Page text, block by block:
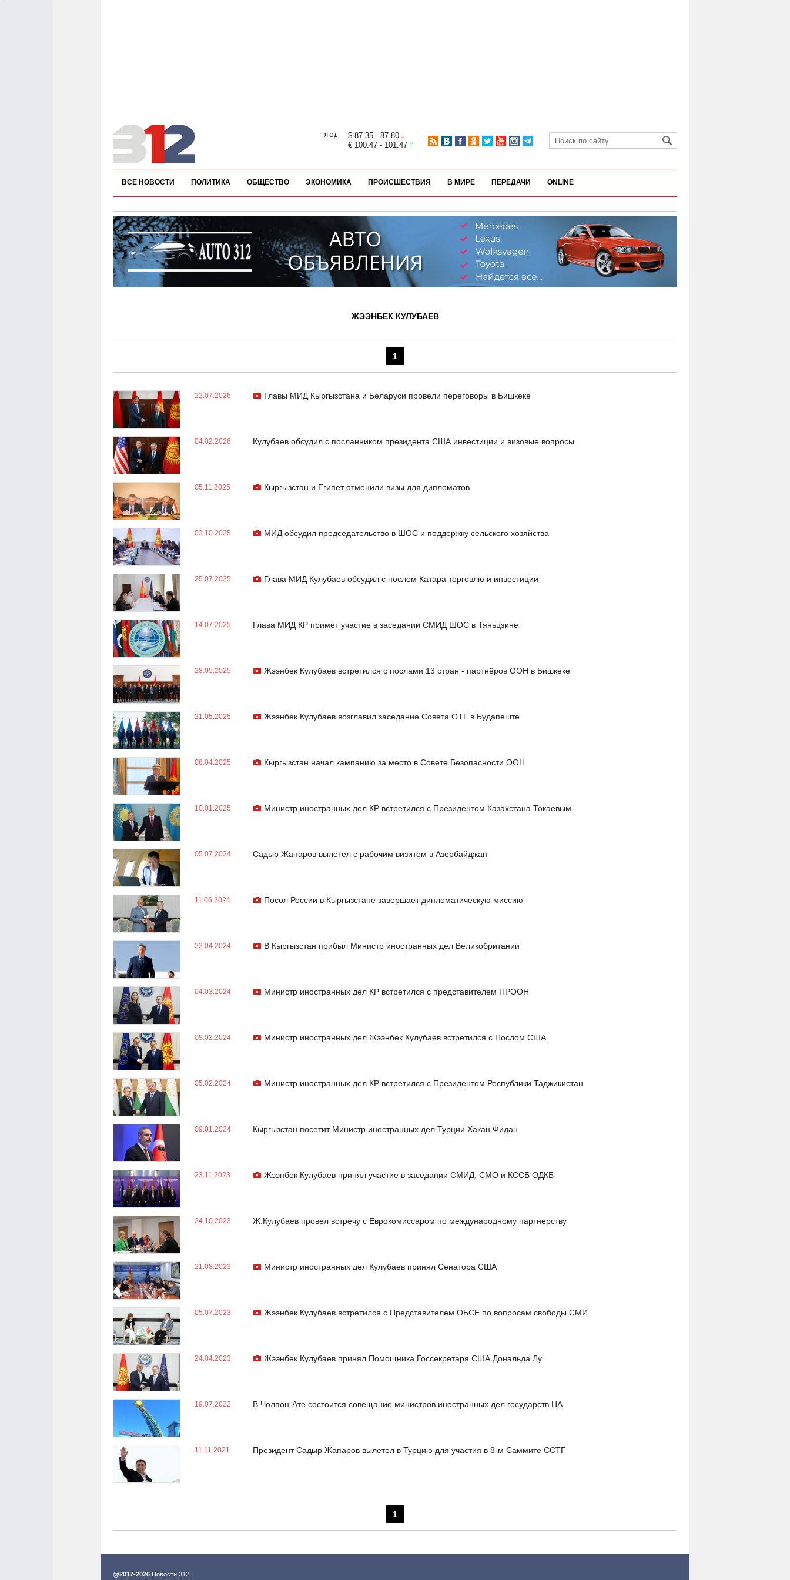
$ 87.35 - 87.80
€ 100.47 - 101.47
ВСЕ НОВОСТИ ПОЛИТИКА ОБЩЕСТВО ЭКОНОМИКА ПРОИСШЕСТВИЯ В МИРЕ ПЕРЕДАЧИ ONLINE
ЖЭЭНБЕК КУЛУБАЕВ
1
22.07.2026 Главы МИД Кыргызстана и Беларуси провели переговоры в Бишкеке
04.02.2026 Кулубаев обсудил с посланником президента США инвестиции и визовые вопросы
05.11.2025 Кыргызстан и Египет отменили визы для дипломатов
03.10.2025 МИД обсудил председательство в ШОС и поддержку сельского хозяйства
25.07.2025 Глава МИД Кулубаев обсудил с послом Катара торговлю и инвестиции
14.07.2025 Глава МИД КР примет участие в заседании СМИД ШОС в Тяньцзине
28.05.2025 Жээнбек Кулубаев встретился с послами 13 стран - партнёров ООН в Бишкеке
21.05.2025 Жээнбек Кулубаев возглавил заседание Совета ОТГ в Будапеште
08.04.2025 Кыргызстан начал кампанию за место в Совете Безопасности ООН
10.01.2025 Министр иностранных дел КР встретился с Президентом Казахстана Токаевым
05.07.2024 Садыр Жапаров вылетел с рабочим визитом в Азербайджан
11.06.2024 Посол России в Кыргызстане завершает дипломатическую миссию
22.04.2024 В Кыргызстан прибыл Министр иностранных дел Великобритании
04.03.2024 Министр иностранных дел КР встретился с представителем ПРООН
09.02.2024 Министр иностранных дел Жээнбек Кулубаев встретился с Послом США
05.02.2024 Министр иностранных дел КР встретился с Президентом Республики Таджикистан
09.01.2024 Кыргызстан посетит Министр иностранных дел Турции Хакан Фидан
23.11.2023 Жээнбек Кулубаев принял участие в заседании СМИД, СМО и КССБ ОДКБ
24.10.2023 Ж.Кулубаев провел встречу с Еврокомиссаром по международному партнерству
21.08.2023 Министр иностранных дел Кулубаев принял Сенатора США
05.07.2023 Жээнбек Кулубаев встретился с Представителем ОБСЕ по вопросам свободы СМИ
24.04.2023 Жээнбек Кулубаев принял Помощника Госсекретаря США Дональда Лу
19.07.2022 В Чолпон-Ате состоится совещание министров иностранных дел государств ЦА
11.11.2021 Президент Садыр Жапаров вылетел в Турцию для участия в 8-м Саммите ССТГ
1
@2017-2026 Новости 312